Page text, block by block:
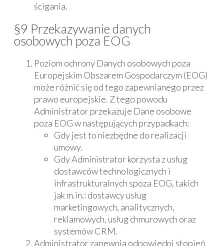
ścigania.
§9 Przekazywanie danych
osobowych poza EOG
Poziom ochrony Danych osobowych poza
Europejskim Obszarem Gospodarczym (EOG)
może różnić się od tego zapewnianego przez
prawo europejskie. Z tego powodu
Administrator przekazuje Dane osobowe
poza EOG w następujących przypadkach:
Gdy jest to niezbędne do realizacji
umowy.
Gdy Administrator korzysta z usług
dostawców technologicznych i
infrastrukturalnych spoza EOG, takich
jak m.in.: dostawcy usług
marketingowych, analitycznych,
reklamowych, usług chmurowych oraz
systemów CRM.
Administrator zapewnia odpowiedni stopień